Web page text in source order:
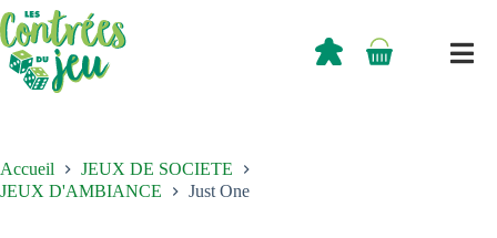
Passer
au
contenu
Panier
0,00
Accueil
JEUX DE SOCIETE
JEUX D'AMBIANCE
Just One